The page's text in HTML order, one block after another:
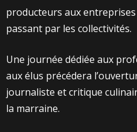
producteurs aux entreprises
passant par les collectivités.
Une journée dédiée aux
aux élus précédera
journaliste et critique
la marraine.